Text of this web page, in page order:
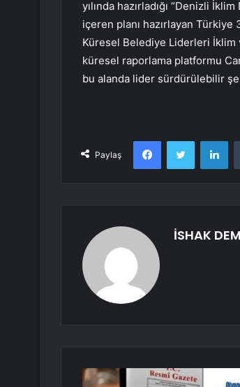
yılında hazırladığı “Denizli
içeren planı hazırlayan Türkiye
Küresel Belediye Liderleri İklim
küresel raporlama platformu
bu alanda lider sürdürülebilir
Paylaş
FacebookTwitter
İSHAK